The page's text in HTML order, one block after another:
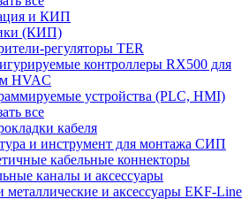
и КИП
(КИП)
регуляторы TER
контроллеры RX500 для
HVAC
устройства (PLC, HMI)
все
кабеля
и инструмент для монтажа СИП
кабельные коннекторы
каналы и аксессуары
металлические и аксессуары EKF-Line